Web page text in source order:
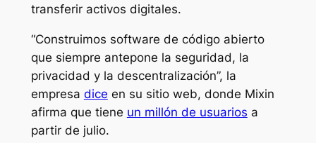
transferir activos digitales.
“Construimos software de código abierto
que siempre antepone la seguridad, la
privacidad y la descentralización”, la
empresa dice en su sitio web, donde Mixin
afirma que tiene un millón de usuarios a
partir de julio.